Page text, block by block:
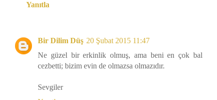
Yanıtla
Bir Dilim Düş 20 Şubat 2015 11:47
Ne güzel bir erkinlik olmuş, ama beni en çok bal
cezbetti; bizim evin de olmazsa olmazıdır.
Sevgiler